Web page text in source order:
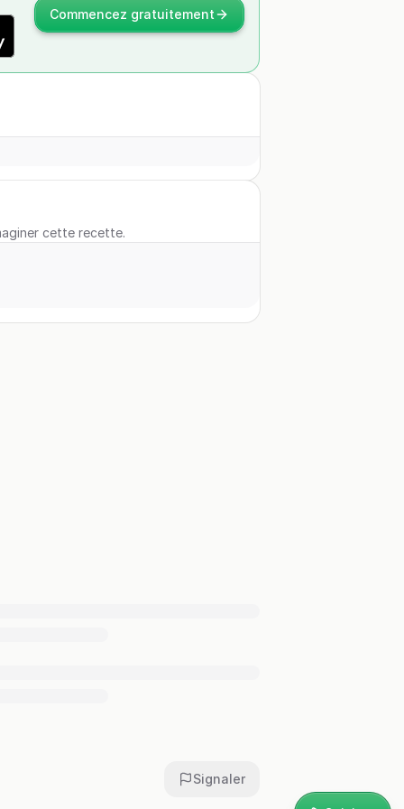
Commencez gratuitement
cette recette.
Signaler